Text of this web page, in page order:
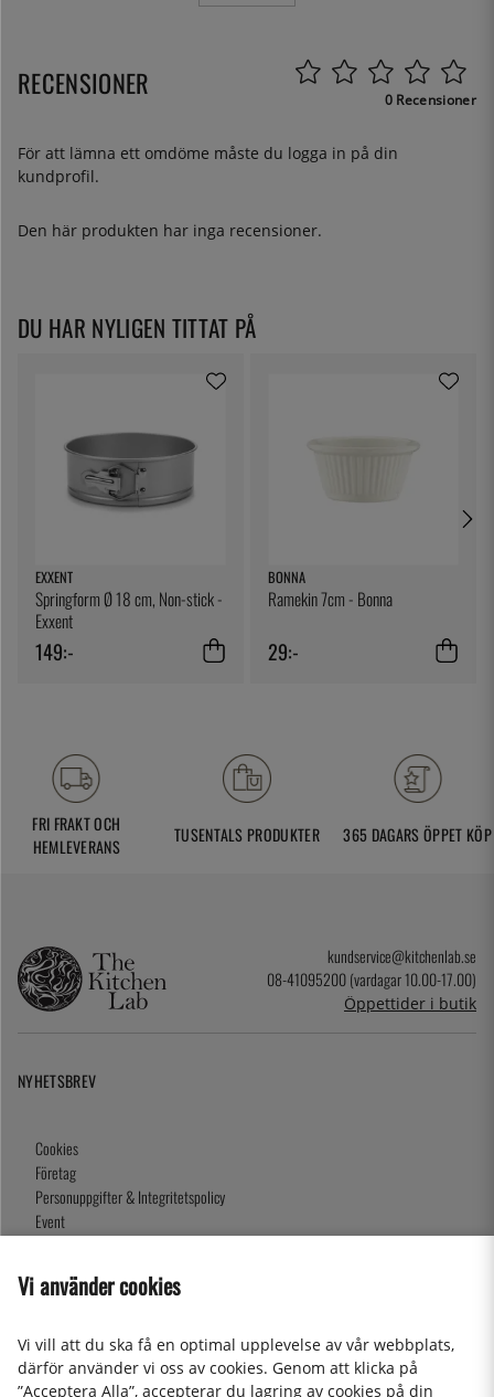
RECENSIONER 0 Recensioner
För att lämna ett omdöme måste du logga in på din
kundprofil.
Den här produkten har inga recensioner.
DU HAR NYLIGEN TITTAT PÅ
EXXENT
Springform Ø 18 cm, Non-stick -
Exxent
149:-
BONNA
Ramekin 7cm - Bonna
29:-
FRI FRAKT OCH
HEMLEVERANS
TUSENTALS PRODUKTER 365 DAGARS ÖPPET KÖP
kundservice@kitchenlab.se
08-41095200 (vardagar 10.00-17.00)
Öppettider i butik
NYHETSBREV
Cookies
Företag
Personuppgifter & Integritetspolicy
Event
Presentkort
Vi använder cookies
Vi vill att du ska få en optimal upplevelse av vår webbplats,
därför använder vi oss av cookies. Genom att klicka på
”Acceptera Alla”, accepterar du lagring av cookies på din